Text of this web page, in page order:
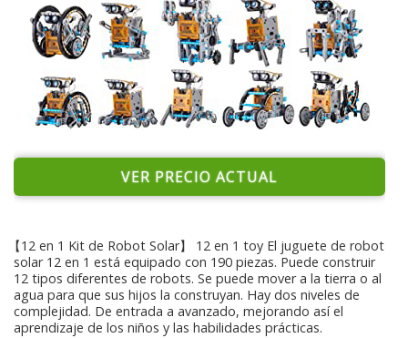
VER PRECIO ACTUAL
【12 en 1 Kit de Robot Solar】 12 en 1 toy El juguete de robot
solar 12 en 1 está equipado con 190 piezas. Puede construir
12 tipos diferentes de robots. Se puede mover a la tierra o al
agua para que sus hijos la construyan. Hay dos niveles de
complejidad. De entrada a avanzado, mejorando así el
aprendizaje de los niños y las habilidades prácticas.